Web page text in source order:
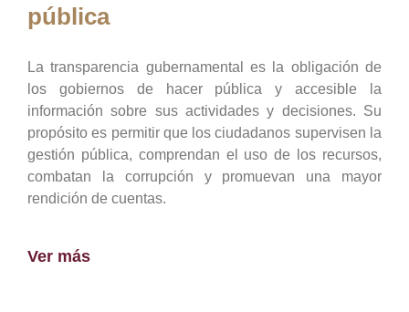
pública
La transparencia gubernamental es la obligación de
los gobiernos de hacer pública y accesible la
información sobre sus actividades y decisiones. Su
propósito es permitir que los ciudadanos supervisen la
gestión pública, comprendan el uso de los recursos,
combatan la corrupción y promuevan una mayor
rendición de cuentas.
Ver más